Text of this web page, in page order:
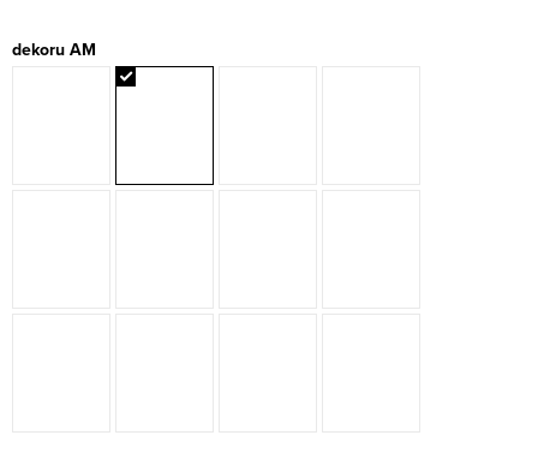
dekoru AM